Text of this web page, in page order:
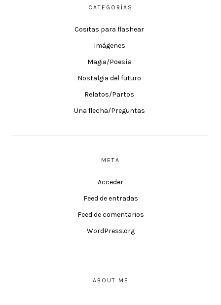
CATEGORÍAS
Cositas para flashear
Imágenes
Magia/Poesía
Nostalgia del futuro
Relatos/Partos
Una flecha/Preguntas
META
Acceder
Feed de entradas
Feed de comentarios
WordPress.org
ABOUT ME